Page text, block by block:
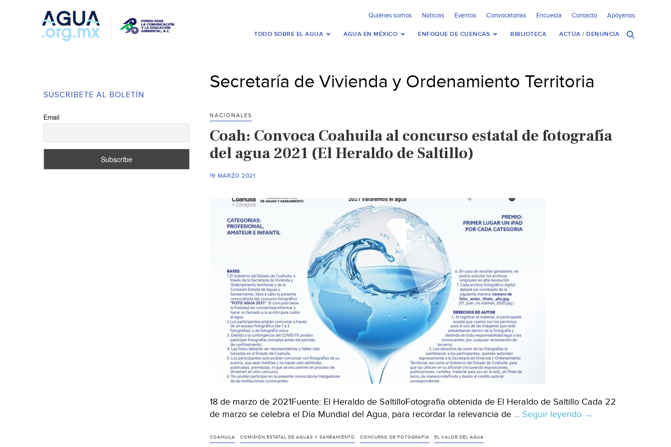
Quiénes somos Noticias Eventos Convocatorias Encuesta Contacto Apóyanos
TODO SOBRE EL AGUA AGUA EN MÉXICO ENFOQUE DE CUENCAS BIBLIOTECA ACTÚA / DENUNCIA
SÚSCRIBETE AL BOLETÍN
Email
Secretaría de Vivienda y Ordenamiento Territoria
NACIONALES
Coah: Convoca Coahuila al concurso estatal de fotografía
del agua 2021 (El Heraldo de Saltillo)
19 MARZO 2021
18 de marzo de 2021Fuente: El Heraldo de SaltilloFotografía obtenida de El Heraldo de Saltillo Cada 22
de marzo se celebra el Día Mundial del Agua, para recordar la relevancia de … Seguir leyendo Coah:
→
COAHUILA COMISIÓN ESTATAL DE AGUAS Y SANEAMIENTO CONCURSO DE FOTOGRAFÍA EL VALOR DEL AGUA